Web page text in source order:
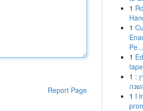
Report Page
1
1
Pe...
1
1 :
1 I